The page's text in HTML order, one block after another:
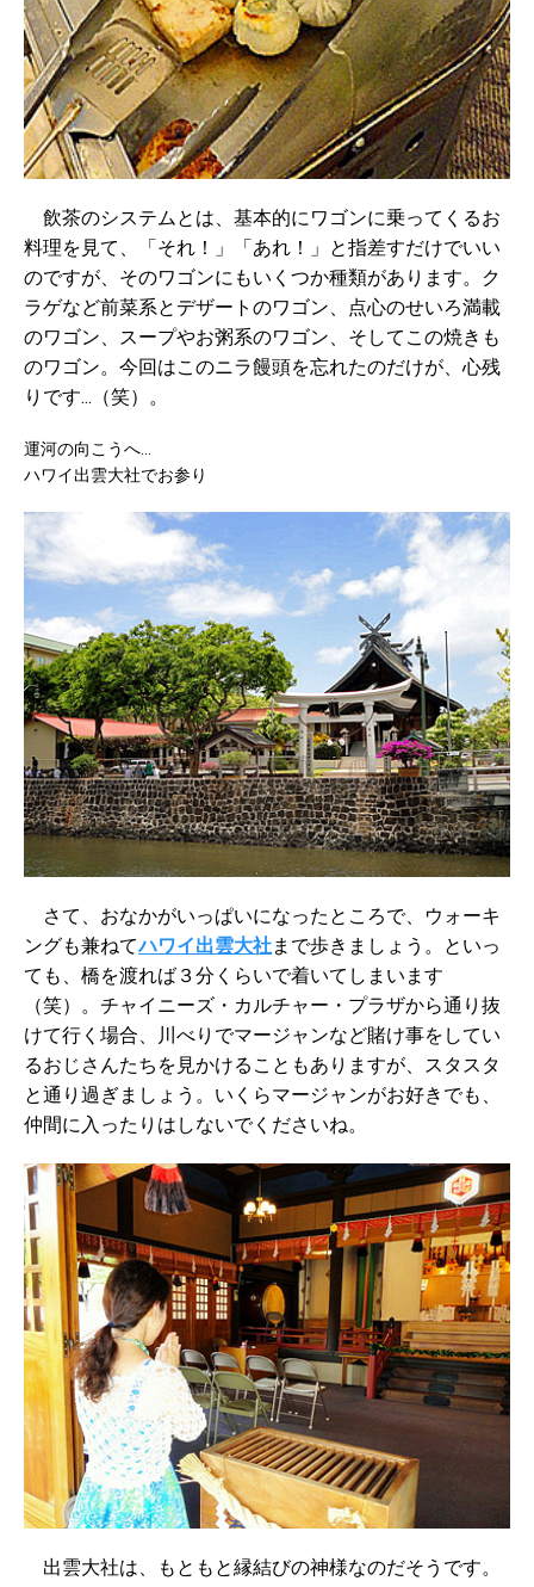
飲茶のシステムとは、基本的にワゴンに乗ってくるお
料理を見て、「それ！」「あれ！」と指差すだけでいい
のですが、そのワゴンにもいくつか種類があります。ク
ラゲなど前菜系とデザートのワゴン、点心のせいろ満載
のワゴン、スープやお粥系のワゴン、そしてこの焼きも
のワゴン。今回はこのニラ饅頭を忘れたのだけが、心残
りです...（笑）。
運河の向こうへ...
ハワイ出雲大社でお参り
さて、おなかがいっぱいになったところで、ウォーキ
ングも兼ねてハワイ出雲大社まで歩きましょう。といっ
ても、橋を渡れば３分くらいで着いてしまいます
（笑）。チャイニーズ・カルチャー・プラザから通り抜
けて行く場合、川べりでマージャンなど賭け事をしてい
るおじさんたちを見かけることもありますが、スタスタ
と通り過ぎましょう。いくらマージャンがお好きでも、
仲間に入ったりはしないでくださいね。
出雲大社は、もともと縁結びの神様なのだそうです。